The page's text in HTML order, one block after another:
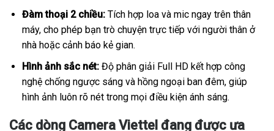
Đàm thoại 2 chiều:Tích hợp loa và mic ngay trên thân
máy, cho phép bạn trò chuyện trực tiếp với người thân ở
nhà hoặc cảnh báo kẻ gian.
Hình ảnh sắc nét:Độ phân giải Full HD kết hợp công
nghệ chống ngược sáng và hồng ngoại ban đêm, giúp
hình ảnh luôn rõ nét trong mọi điều kiện ánh sáng.
Các dòng Camera Viettel đang được ưa